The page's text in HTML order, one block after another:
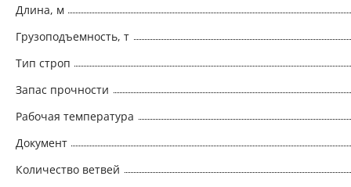
Длина, м
Грузоподъемность, т
Тип строп
Запас прочности
Рабочая температура
Документ
Количество ветвей